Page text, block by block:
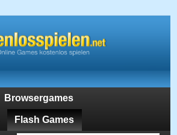
Browsergames
Flash Games